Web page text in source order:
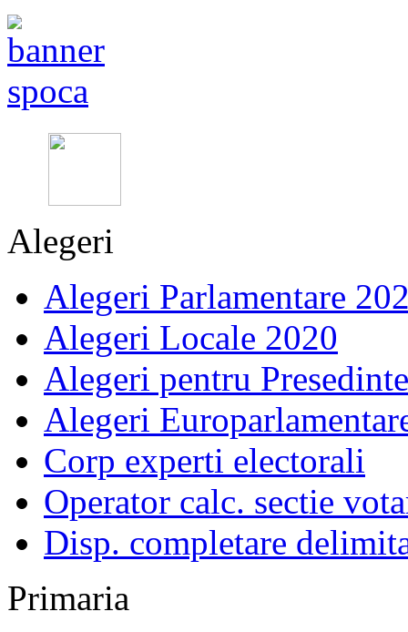
Alegeri
Alegeri Parlamentare
Alegeri Locale 2020
Alegeri pentru
Alegeri
Corp experti electorali
Operator calc. sectie
Disp. completare
Primaria